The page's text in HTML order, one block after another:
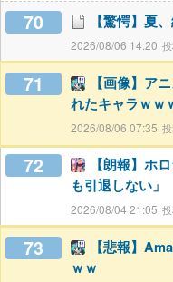
70 【驚愕】夏
2026/08/06 14:20
71
【画像】ア
れたキャラｗｗ
2026/08/06 07:35
72
【朗報】ホ
も引退しない」
2026/08/04 21:05
73
【悲報】
ｗｗ